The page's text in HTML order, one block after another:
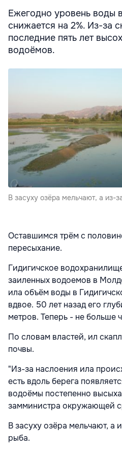
Ежегодно уровень воды
снижается на 2%. Из-за
последние пять лет
водоёмов.
В засуху озёра мельчают, а из-
Оставшимся трём с
пересыхание.
Гидигичское
заиленных водоемов в
ила объём воды в
вдвое. 50 лет назад его
метров. Теперь - не больше
По словам властей, ил
почвы.
"Из-за наслоения ила
есть вдоль берега
водоёмы постепенно
замминистра окружающей
В засуху озёра мельчают, а
рыба.